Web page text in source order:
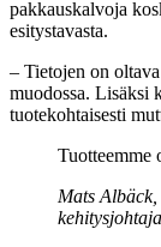
pakkauskalvoja
esitystavasta.
– Tietojen on
muodossa. Lisäksi
tuotekohtaisesti
Tuotteemme
Mats
kehitysjohtaja